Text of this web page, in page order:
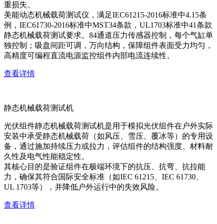
重损失。
美能动态机械载荷测试仪，满足IEC61215-2016标准中4.15条
例，IEC61730-2016标准中MST34条款，UL1703标准中41条款
静态机械载荷测试要求。84通道压力传感器控制，每个气缸单
独控制；吸盘间距可调，万向结构，保障组件表面受力均匀，
高精度可编程直流电源监控组件内部电流连续性。
查看详情
静态机械载荷测试机
光伏组件静态机械载荷测试机是用于模拟光伏组件在户外实际
安装中承受静态机械载荷（如风压、雪压、覆冰等）的专用设
备，通过施加持续压力或拉力，评估组件的结构强度、材料耐
久性及电气性能稳定性。
其核心目的是验证组件在极端环境下的抗压、抗弯、抗拉能
力，确保其符合国际安全标准（如IEC 61215、IEC 61730、
UL 1703等），并降低户外运行中的失效风险。
查看详情